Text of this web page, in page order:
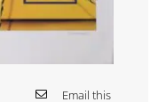
Email this